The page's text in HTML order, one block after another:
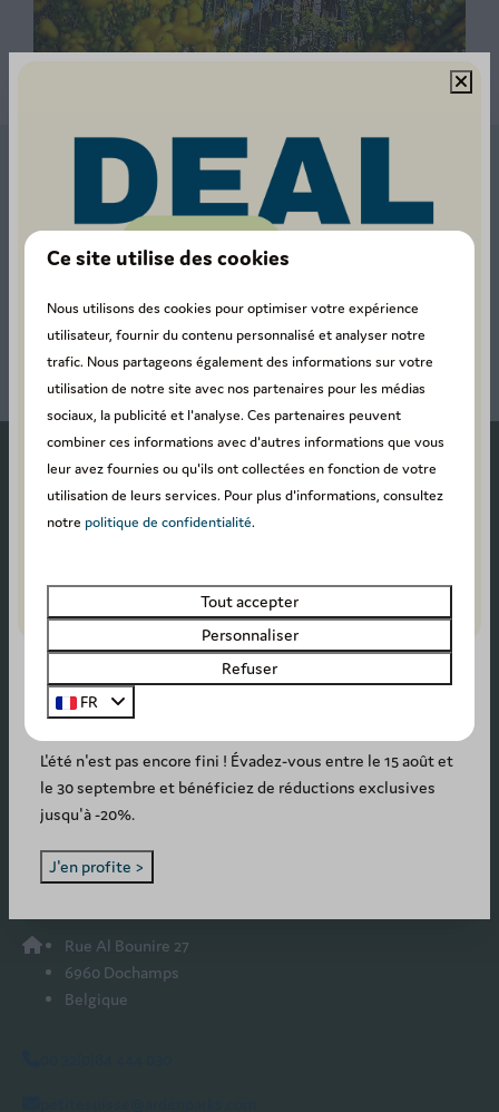
Restez à l'écoute
Inscrivez-vous à la lettre d'information et ne
manquez pas nos promotions et réductions !
Sécurisé par reCaptcha,politique de confidentialitéet lesconditions de service
Payer en toute sécurité
Rue Al Bounire 27
6960 Dochamps
Belgique
SUMMER DEAL: -20%! ☀️
L'été n'est pas encore fini ! Évadez-vous entre le 15 août et
le 30 septembre et bénéficiez de réductions exclusives
jusqu'à -20%.
J'en profite >
Ce site utilise des cookies
Nous utilisons des cookies pour optimiser votre expérience
utilisateur, fournir du contenu personnalisé et analyser notre
trafic. Nous partageons également des informations sur votre
utilisation de notre site avec nos partenaires pour les médias
sociaux, la publicité et l'analyse. Ces partenaires peuvent
combiner ces informations avec d'autres informations que vous
leur avez fournies ou qu'ils ont collectées en fonction de votre
utilisation de leurs services. Pour plus d'informations, consultez
notre politique de confidentialité.
Tout accepter
Personnaliser
Refuser
FR